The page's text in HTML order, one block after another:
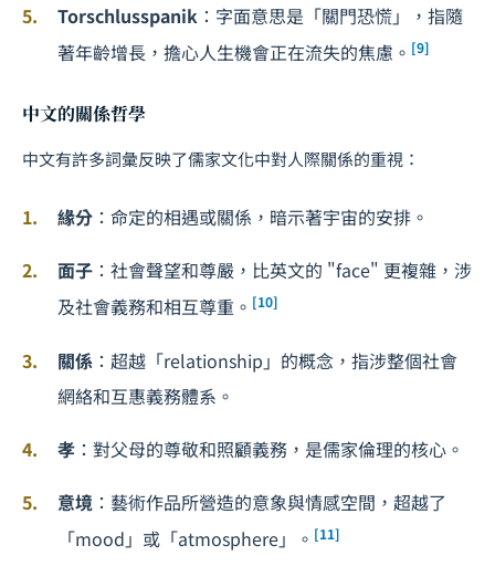
Torschlusspanik ：字面意思是「關門恐慌」，指隨
著年齡增長，擔心人生機會正在流失的焦慮。 [9]
中文的關係哲學
中文有許多詞彙反映了儒家文化中對人際關係的重視：
緣分 ：命定的相遇或關係，暗示著宇宙的安排。
面子 ：社會聲望和尊嚴，比英文的 "face" 更複雜，涉
及社會義務和相互尊重。 [10]
關係 ：超越「relationship」的概念，指涉整個社會
網絡和互惠義務體系。
孝 ：對父母的尊敬和照顧義務，是儒家倫理的核心。
意境 ：藝術作品所營造的意象與情感空間，超越了
「mood」或「atmosphere」。 [11]